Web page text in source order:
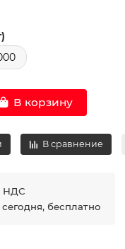
В корзину
В сравнение
НДС
бесплатно